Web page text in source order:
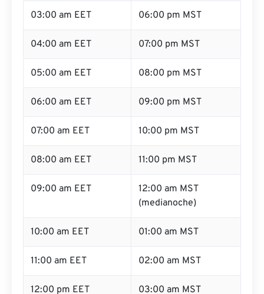
03:00 am EET 06:00 pm MST
04:00 am EET 07:00 pm MST
05:00 am EET 08:00 pm MST
06:00 am EET 09:00 pm MST
07:00 am EET 10:00 pm MST
08:00 am EET 11:00 pm MST
09:00 am EET
12:00 am MST
(medianoche)
10:00 am EET 01:00 am MST
11:00 am EET 02:00 am MST
12:00 pm EET 03:00 am MST